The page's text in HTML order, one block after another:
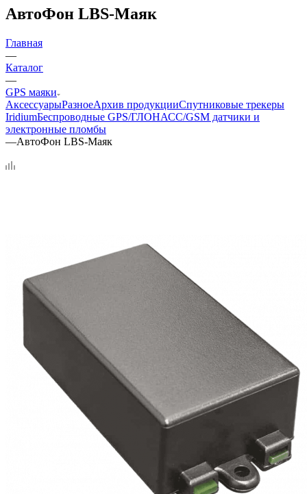
АвтоФон LBS-Маяк
Главная
—
Каталог
—
GPS маяки
АксессуарыРазноеАрхив продукцииСпутниковые трекеры
IridiumБеспроводные GPS/ГЛОНАСС/GSM датчики и
электронные пломбы
—АвтоФон LBS-Маяк